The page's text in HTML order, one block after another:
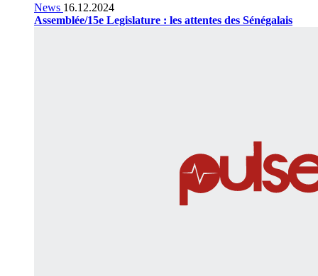
News 16.12.2024
Assemblée/15e Legislature : les attentes des Sénégalais